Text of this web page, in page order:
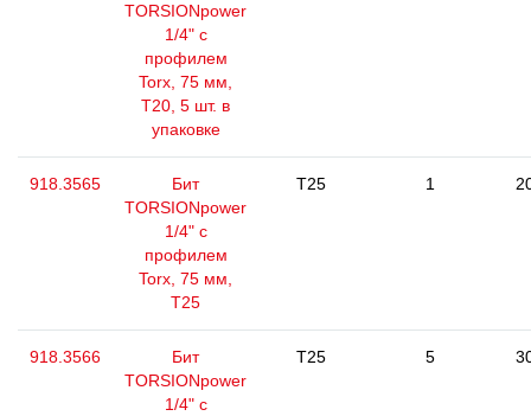
TORSIONpower
1/4" с
профилем
Torx, 75 мм,
Т20, 5 шт. в
упаковке
918.3565
Бит
TORSIONpower
1/4" с
профилем
Torx, 75 мм,
Т25
T25 1
918.3566
Бит
TORSIONpower
1/4" с
T25 5